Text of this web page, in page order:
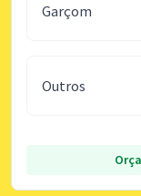
Garçom
Outros